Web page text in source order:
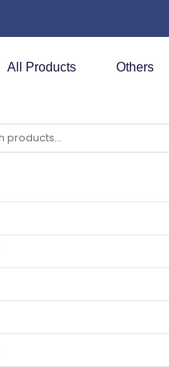
All Products Others